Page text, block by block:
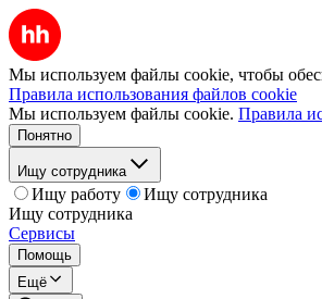
Мы используем файлы cookie, чтобы
Правила использования файлов cookie
Мы используем файлы cookie. Правила
Понятно
Ищу сотрудника
Ищу работу
Ищу сотрудника
Ищу сотрудника
Сервисы
Помощь
Ещё